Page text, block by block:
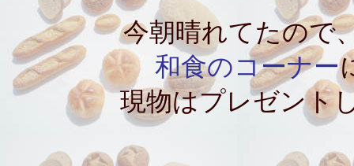
今朝晴れてたので
和食のコーナー
現物はプレゼント